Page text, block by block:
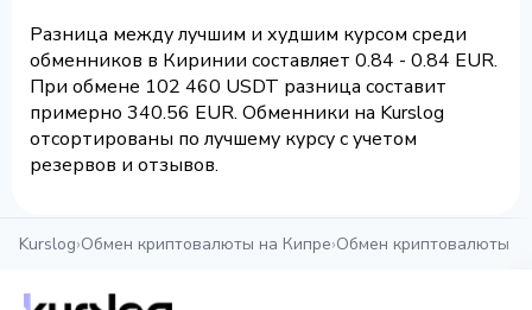
Разница между лучшим и худшим курсом среди
обменников в Киринии составляет 0.84 - 0.84 EUR.
При обмене 102 460 USDT разница составит
примерно 340.56 EUR. Обменники на Kurslog
отсортированы по лучшему курсу с учетом
резервов и отзывов.
Kurslog›Обмен криптовалюты на Кипре›Обмен криптовалюты в